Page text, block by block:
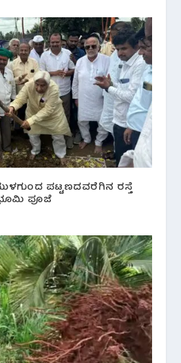
ಪಟ್ಟಣದವರೆಗಿನ ರಸ್ತೆ
ಭೂಮಿ ಪೂಜೆ